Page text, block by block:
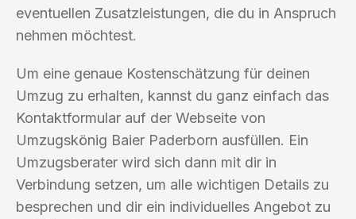
eventuellen Zusatzleistungen, die du in Anspruch
nehmen möchtest.
Um eine genaue Kostenschätzung für deinen
Umzug zu erhalten, kannst du ganz einfach das
Kontaktformular auf der Webseite von
Umzugskönig Baier Paderborn ausfüllen. Ein
Umzugsberater wird sich dann mit dir in
Verbindung setzen, um alle wichtigen Details zu
besprechen und dir ein individuelles Angebot zu